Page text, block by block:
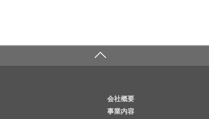
会社概要
事業内容